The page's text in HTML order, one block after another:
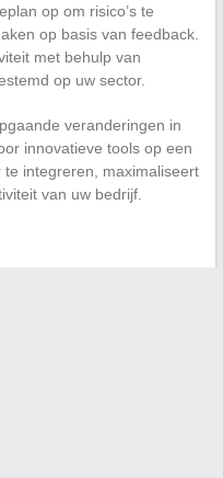
op om risico’s te
op basis van feedback.
met behulp van
op uw sector.
veranderingen in
innovatieve tools op een
integreren, maximaliseert
van uw bedrijf.